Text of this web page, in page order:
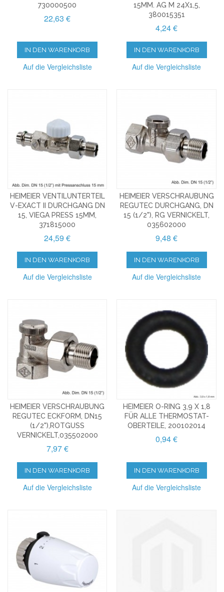
30000500
22,63 €
IN DEN WARENKORB
Auf die Vergleichsliste
15MM. AG M 24X1,5,
380015351
4,24 €
IN DEN WARENKORB
Auf die Vergleichsliste
HEIMEIER VENTILUNTERTEIL
V-EXACT II DURCHGANG DN
15, VIEGA PRESS 15MM,
371815000
24,59 €
IN DEN WARENKORB
Auf die Vergleichsliste
HEIMEIER VERSCHRAUBUNG
REGUTEC DURCHGANG, DN
15 (1/2"), RG VERNICKELT,
035602000
9,48 €
IN DEN WARENKORB
Auf die Vergleichsliste
HEIMEIER VERSCHRAUBUNG
REGUTEC ECKFORM, DN15
(1/2"),ROTGUSS
VERNICKELT,035502000
7,97 €
IN DEN WARENKORB
Auf die Vergleichsliste
HEIMEIER O-RING 3,9 X 1,8
FÜR ALLE THERMOSTAT-
OBERTEILE, 200102014
0,94 €
IN DEN WARENKORB
Auf die Vergleichsliste